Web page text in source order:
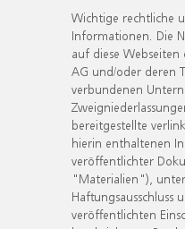
Wichtige rechtliche
Informationen. Die
auf diese
AG und/oder deren
verbundenen
bereitgestellte
hierin enthaltenen
veröffentlichter
"Materialien"),
Haftungsausschluss
veröffentlichten